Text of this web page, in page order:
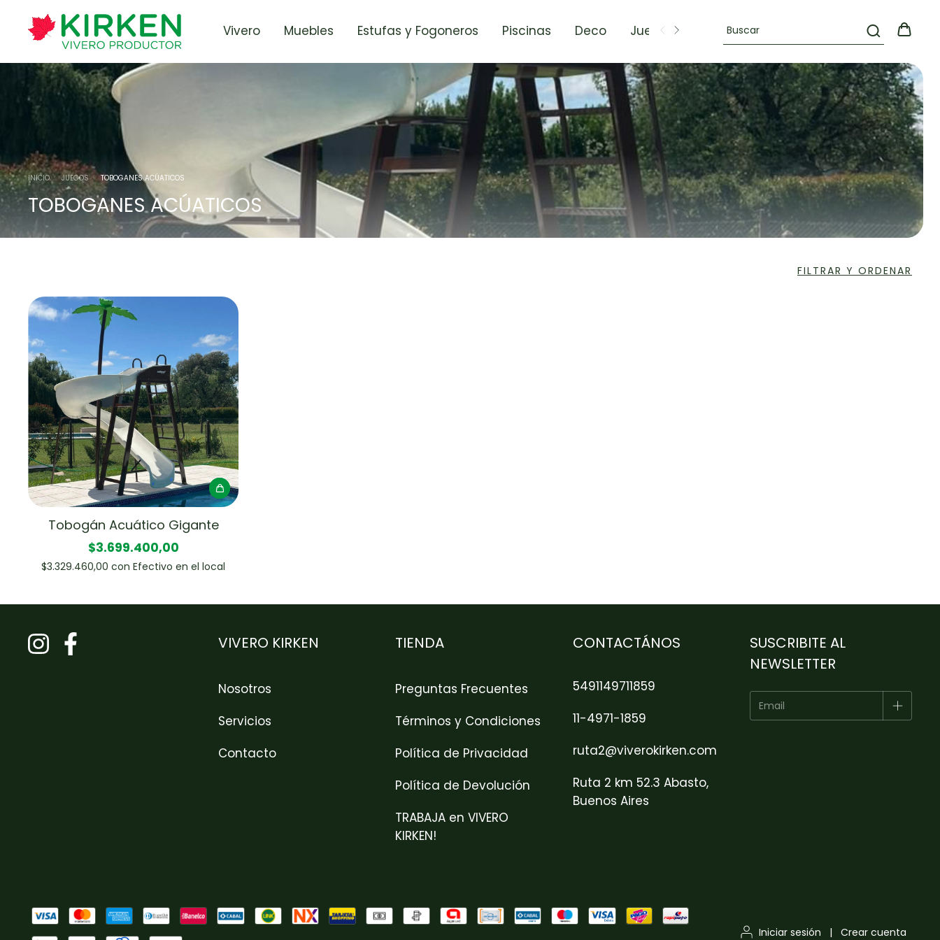
Vivero Muebles Estufas y Fogoneros Piscinas Deco Juegos OFERTAS
INICIO / JUEGOS / TOBOGANES ACÚATICOS
TOBOGANES ACÚATICOS
FILTRAR Y ORDENAR
Tobogán Acuático Gigante
$3.699.400,00
$3.329.460,00 con Efectivo en el local
VIVERO KIRKEN
Nosotros
Servicios
Contacto
TIENDA
Preguntas Frecuentes
Términos y Condiciones
Política de Privacidad
Política de Devolución
TRABAJA en VIVERO
KIRKEN!
CONTACTÁNOS
5491149711859
11-4971-1859
ruta2@viverokirken.com
Ruta 2 km 52.3 Abasto,
Buenos Aires
SUSCRIBITE AL
NEWSLETTER
Iniciar sesión | Crear cuenta